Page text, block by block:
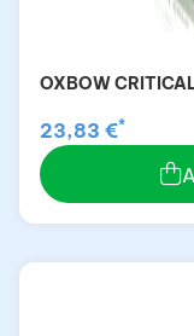
OXBOW
23,83 €*